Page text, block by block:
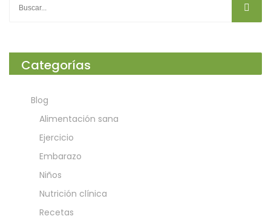
Categorías
Blog
Alimentación sana
Ejercicio
Embarazo
Niños
Nutrición clínica
Recetas